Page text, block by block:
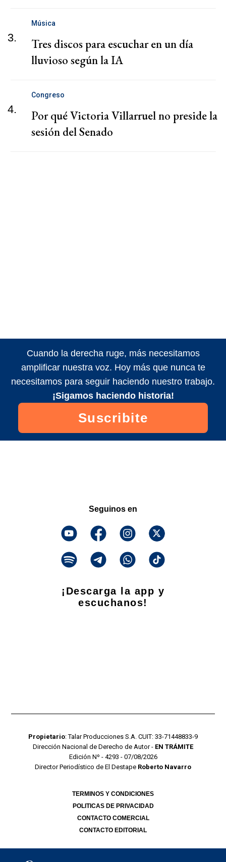
3.
Música
Tres discos para escuchar en un día
lluvioso según la IA
4.
Congreso
Por qué Victoria Villarruel no preside la
sesión del Senado
Cuando la derecha ruge, más necesitamos
amplificar nuestra voz. Hoy más que nunca te
necesitamos para seguir haciendo nuestro trabajo.
¡Sigamos haciendo historia!
Suscribite
Seguinos en
¡Descarga la app y
escuchanos!
Propietario: Talar Producciones S.A. CUIT: 33-71448833-9
Dirección Nacional de Derecho de Autor - EN TRÁMITE
Edición Nº - 4293 - 07/08/2026
Director Periodístico de El Destape Roberto Navarro
TERMINOS Y CONDICIONES
POLITICAS DE PRIVACIDAD
CONTACTO COMERCIAL
CONTACTO EDITORIAL